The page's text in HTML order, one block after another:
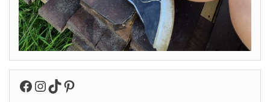
Facebook
Instagram
TikTok
Pinterest